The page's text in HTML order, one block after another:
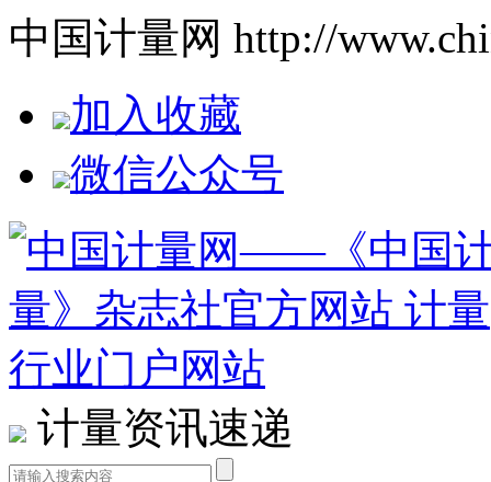
中国计量网 http://
加入收藏
微信公众号
计量资讯速递